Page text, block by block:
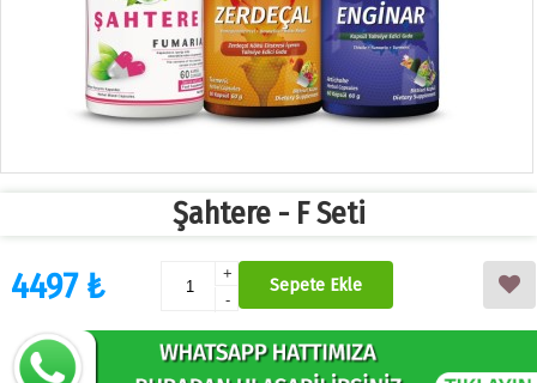
Şahtere - F Seti
4497 ₺
+
-
Sepete Ekle